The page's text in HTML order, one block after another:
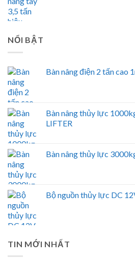
NỔI BẬT
Bàn nâng điện 2 tấn
Bàn nâng thủy lực
LIFTER
Bàn nâng thủy lực
Bộ nguồn thủy lực DC
TIN MỚI NHẤT